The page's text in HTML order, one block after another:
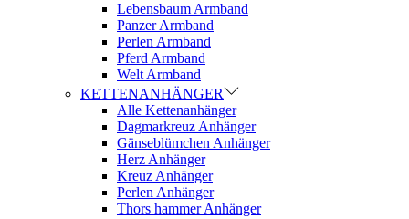
Lebensbaum Armband
Panzer Armband
Perlen Armband
Pferd Armband
Welt Armband
KETTENANHÄNGER
Alle Kettenanhänger
Dagmarkreuz Anhänger
Gänseblümchen Anhänger
Herz Anhänger
Kreuz Anhänger
Perlen Anhänger
Thors hammer Anhänger